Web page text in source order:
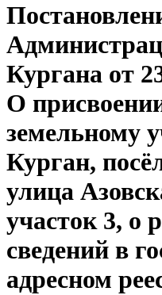
Кургана от
О
земельному
Курган,
улица
участок 3, о
сведений в
адресном